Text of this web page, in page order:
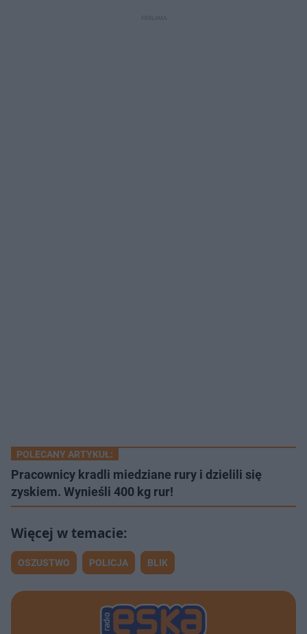
POLECANY ARTYKUŁ:
Pracownicy kradli miedziane rury i dzielili się
zyskiem. Wynieśli 400 kg rur!
OSZUSTWO POLICJA BLIK